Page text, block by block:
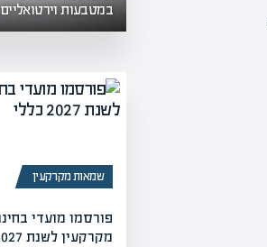
במטבעות וירטואליים
שמאות מקרקעין
פורסמו מועדי
מקרקעין לשנת 2027